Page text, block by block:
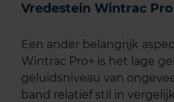
Vredestein Wintrac
Een ander belangrijk
Wintrac Pro+ is het lage
geluidsniveau van
band relatief stil in